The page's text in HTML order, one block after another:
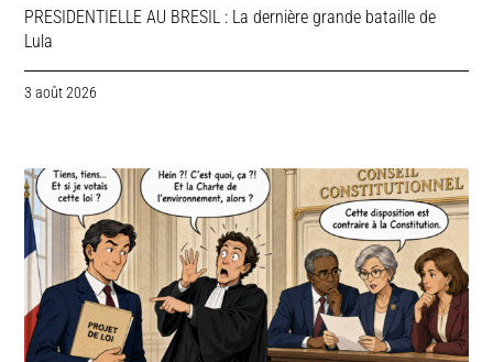
PRESIDENTIELLE AU BRESIL : La dernière grande bataille de
Lula
3 août 2026